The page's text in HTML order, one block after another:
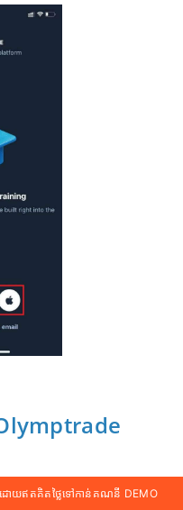
អ្នកនឹងត្រូវទាញយក
ោយឥតគិតថ្លៃទៅកាន់គណនី DEMO